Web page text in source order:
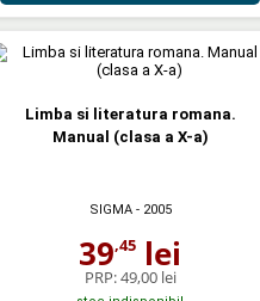
Limba si literatura romana.
Manual (clasa a X-a)
SIGMA- 2005
39,45 lei
PRP:49,00 lei